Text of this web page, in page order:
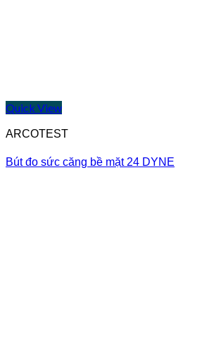
Quick View
ARCOTEST
Bút đo sức căng bề mặt 24 DYNE